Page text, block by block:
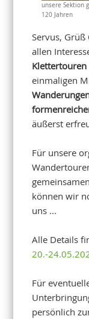
unsere Sektion
120 Jahren
Servus,
allen
Klettertouren
einmaligen
äußerst
Für unsere
können wir
uns ...
Alle Details
20.-
Für
persönlich